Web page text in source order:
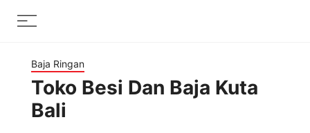
Menu
Baja Ringan
Toko Besi Dan Baja Kuta
Bali